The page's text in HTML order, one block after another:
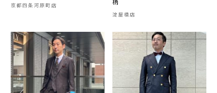
京都四条河原町店
柄
淀屋橋店